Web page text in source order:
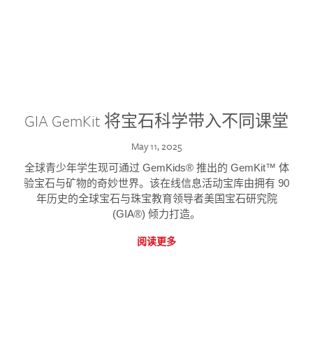
GIA GemKit 将宝石科学带入不同课堂
May 11, 2025
全球青少年学生现可通过 GemKids® 推出的 GemKit™ 体
验宝石与矿物的奇妙世界。该在线信息活动宝库由拥有 90
年历史的全球宝石与珠宝教育领导者美国宝石研究院
(GIA®) 倾力打造。
阅读更多